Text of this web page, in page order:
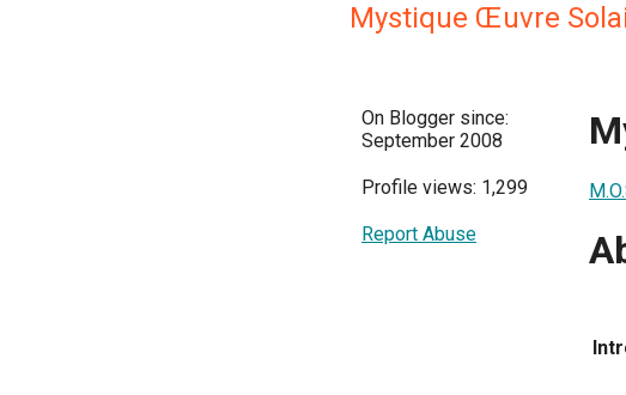
Mystique Œuvre
On Blogger since:
September 2008
Profile views: 1,299
Report Abuse